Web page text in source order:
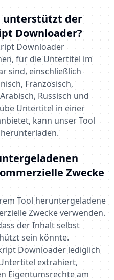
unterstützt der
Downloader?
Downloader
für die Untertitel im
sind, einschließlich
Französisch,
Russisch und
Untertitel in einer
kann unser Tool
Zwecke
Tool heruntergeladene
Zwecke verwenden.
der Inhalt selbst
sein könnte.
Downloader lediglich
extrahiert,
Eigentumsrechte am